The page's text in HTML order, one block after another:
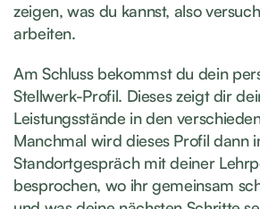
zeigen, was du kannst, also
arbeiten.
Am Schluss bekommst du dein
Stellwerk-Profil. Dieses zeigt dir
Leistungsstände in den
Manchmal wird dieses Profil dann
Standortgespräch mit deiner
besprochen, wo ihr gemeinsam